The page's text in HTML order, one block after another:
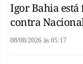
Igor Bahia
contra
08/08/2026 às 05:17